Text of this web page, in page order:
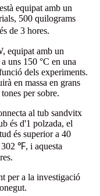
equipat amb un
500 quilograms
de 3 hores.
equipat amb un
uns 150 °C en una
dels experiments.
en massa en grans
per sobre.
al tub sandvitx
és d'1 polzada, el
és superior a 40
302 ℉, i aquesta
per a la investigació